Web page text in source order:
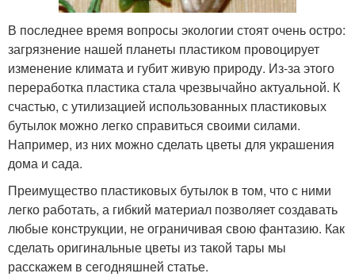
В последнее время вопросы экологии стоят очень остро:
загрязнение нашей планеты пластиком провоцирует
изменение климата и губит живую природу. Из-за этого
переработка пластика стала чрезвычайно актуальной. К
счастью, с утилизацией использованных пластиковых
бутылок можно легко справиться своими силами.
Например, из них можно сделать цветы для украшения
дома и сада.
Преимущество пластиковых бутылок в том, что с ними
легко работать, а гибкий материал позволяет создавать
любые конструкции, не ограничивая свою фантазию. Как
сделать оригинальные цветы из такой тары мы
расскажем в сегодняшней статье.